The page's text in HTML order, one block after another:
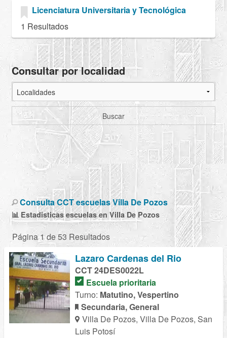
Licenciatura Universitaria y Tecnológica
1 Resultados
Consultar por localidad
Buscar
Consulta CCT escuelas Villa De Pozos
📊 Estadisticas escuelas en Villa De Pozos
Página 1 de 53 Resultados
Lazaro Cardenas del Rio
CCT 24DES0022L
Escuela prioritaria
Turno: Matutino, Vespertino
Secundaria, General
Villa De Pozos, Villa De Pozos, San
Luis Potosí